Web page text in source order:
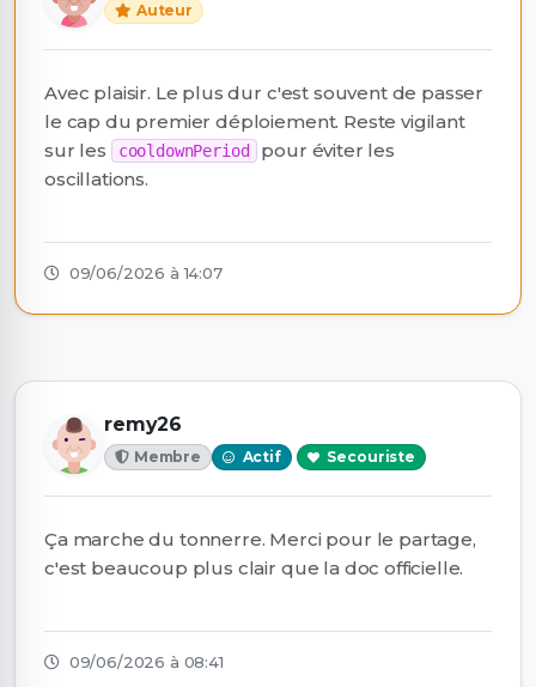
Auteur
Avec plaisir. Le plus dur c'est souvent de passer
le cap du premier déploiement. Reste vigilant
sur les
cooldownPeriod
pour éviter les
oscillations.
09/06/2026 à 14:07
remy26
Membre Actif Secouriste
Ça marche du tonnerre. Merci pour le partage,
c'est beaucoup plus clair que la doc officielle.
09/06/2026 à 08:41